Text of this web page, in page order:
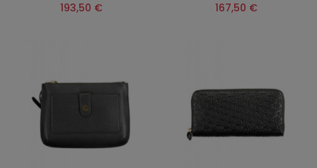
193,50 € 167,50 €